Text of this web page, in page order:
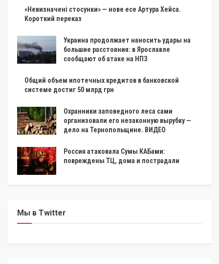
«Невизначені стосунки» — нове есе Артура Хейса.
Короткий переказ
Украина продолжает наносить удары на
большие расстояния: в Ярославле
сообщают об атаке на НПЗ
Общий объем ипотечных кредитов в банковской
системе достиг 50 млрд грн
Охранники заповедного леса сами
организовали его незаконную вырубку —
дело на Тернопольщине. ВИДЕО
Россия атаковала Сумы КАБами:
повреждены ТЦ, дома и пострадали
Мы в Twitter